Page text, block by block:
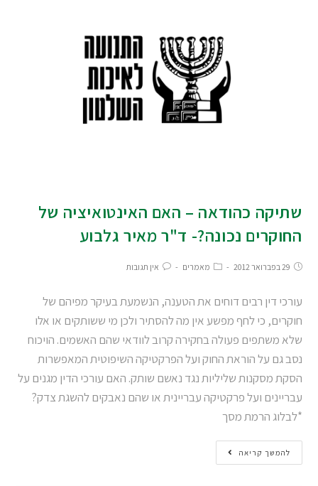
שתיקה כהודאה – האם האינטואיציה של
החוקרים נכונה?- ד"ר מאיר גלבוע
29 בפברואר 2012 מאמרים אין תגובות
עורכי דין רבים דוחים את הטענה, הנשמעת בעיקר מפיהם של
חוקרים, כי לחף מפשע אין מה להסתיר ולכן מי ששותקים או אלו
שלא משתפים פעולה בחקירה קרוב לוודאי שהם האשמים. הויכוח
נסב גם על הוראת החוק ועל הפרקטיקה השיפוטית המאפשרות
הסקת מסקנות שליליות נגד נאשם שותק. האם עורכי הדין מגנים על
עבריינים ועל פרקטיקה עבריינית או שהם נאבקים להשגת צדק?
*לבלוג הרמת מסך
להמשך קריאה